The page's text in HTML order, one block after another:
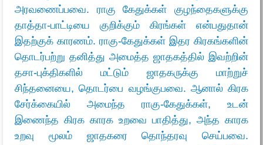
அரவணைப்பவை. ராகு கேதுக்கள் குழந்தைகளுக்கு
தாத்தா-பாட்டியை குறிக்கும் கிரங்கள் என்பதுதான்
இதற்குக் காரணம். ராகு-கேதுக்கள் இதர கிரகங்களின்
தொடர்பற்று தனித்து அமைத்த ஜாதகத்தில் இவற்றின்
தசா-புக்திகளில் மட்டும் ஜாதகருக்கு மாற்றுச்
சிந்தனையை, தொடர்பை வழங்குபவை. ஆனால் கிரக
சேர்க்கையில் அமைந்த ராகு-கேதுக்கள், உடன்
இணைந்த கிரக காரக உறவை பாதித்து, அந்த காரக
உறவு மூலம் ஜாதகரை தொந்தரவு செய்பவை.